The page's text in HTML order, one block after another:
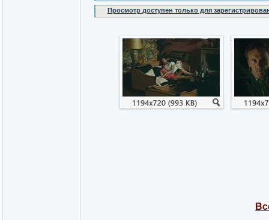
Просмотр доступен только для